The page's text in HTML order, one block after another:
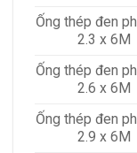
Ống thép đen
2.3 x 6M
Ống thép đen
2.6 x 6M
Ống thép đen
2.9 x 6M